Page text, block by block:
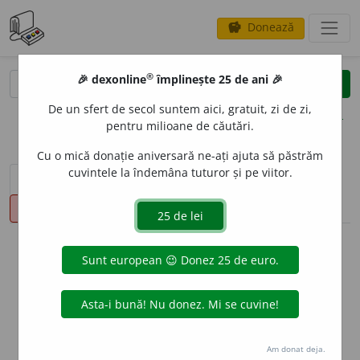
savings Donează
clear
opțiuni
sinteza definițiilor (1) definiții (15)
declinări
info
Aceste definiții sunt compilate de
echipa dexonline. Definițiile
originale se află pe filadefiniții.
Puteți reordona filele pe pagina de
🎉 dexonline® împlinește 25 de ani 🎉
De un sfert de secol suntem aici, gratuit, zi de zi,
pentru milioane de căutări.
Cu o mică donație aniversară ne-ați ajuta să păstrăm
cuvintele la îndemâna tuturor și pe viitor.
Am donat deja.